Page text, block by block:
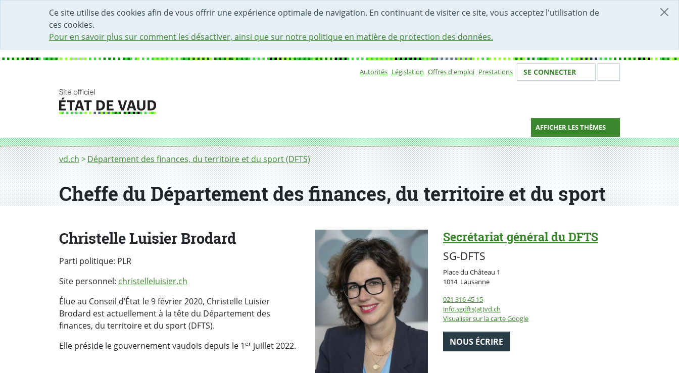
Ce site utilise des cookies afin de vous offrir une expérience optimale de navigation. En continuant de visiter ce site, vous acceptez l'utilisation de
ces cookies.
Pour en savoir plus sur comment les désactiver, ainsi que sur notre politique en matière de protection des données.
DÉBUT DU CONTENU DE LA PAGE
ACCÈS AU CHAMP DE RECHERCHE
PAGE D'ACCUEIL
FORMULAIRE DE CONTACT
Autorités Législation Offres d'emploi Prestations Votre identité
SE CONNECTER
AFFICHER LES THÈMES
Fil d'Ariane
vd.ch Département des finances, du territoire et du sport (DFTS)
Cheffe de département
Cheffe du Département des finances, du territoire et du sport
Christelle Luisier Brodard
Parti politique: PLR
Site personnel: christelleluisier.ch
Élue au Conseil d’État le 9 février 2020, Christelle Luisier
Brodard est actuellement à la tête du Département des
finances, du territoire et du sport (DFTS).
Elle préside le gouvernement vaudois depuis le 1er juillet 2022.
Secrétariat général du DFTS
SG-DFTS
Place du Château 1
1014 LausanneSuisse
021 316 45 15
info.sgdfts(at)vd.ch
Visualiser sur la carte Google
NOUS ÉCRIRE